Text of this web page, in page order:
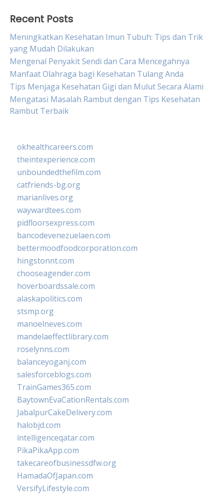
Recent Posts
Meningkatkan Kesehatan Imun Tubuh: Tips dan Trik
yang Mudah Dilakukan
Mengenal Penyakit Sendi dan Cara Mencegahnya
Manfaat Olahraga bagi Kesehatan Tulang Anda
Tips Menjaga Kesehatan Gigi dan Mulut Secara Alami
Mengatasi Masalah Rambut dengan Tips Kesehatan
Rambut Terbaik
okhealthcareers.com
theintexperience.com
unboundedthefilm.com
catfriends-bg.org
marianlives.org
waywardtees.com
pidfloorsexpress.com
bancodevenezuelaen.com
bettermoodfoodcorporation.com
hingstonnt.com
chooseagender.com
hoverboardssale.com
alaskapolitics.com
stsmp.org
manoelneves.com
mandelaeffectlibrary.com
roselynns.com
balanceyoganj.com
salesforceblogs.com
TrainGames365.com
BaytownEvaCationRentals.com
JabalpurCakeDelivery.com
halobjd.com
intelligenceqatar.com
PikaPikaApp.com
takecareofbusinessdfw.org
HamadaOfJapan.com
VersifyLifestyle.com